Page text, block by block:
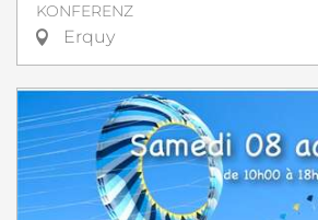
KONFERENZ
Erquy